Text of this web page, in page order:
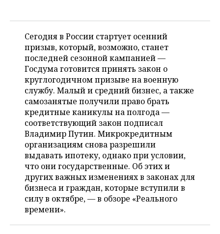
ОТКРЫТАЯ ЛЕКЦИЯ
БАСКЕТБОЛ
ВОЛЕЙБОЛ
КИБЕРСПОРТ
ФИГУРНОЕ КАТАНИЕ
ВОДНЫЕ ВИДЫ СПОРТА
ХОККЕЙ С МЯЧОМ
ИНФРАСТРУКТУРА
ИСТОРИЯ
КУЛЬТУРА
МЕДИЦИНА
ОБРАЗОВАНИЕ
ПРОИСШЕСТВИЯ
СПРАВОЧНИК
СПИСОК ПЕРСОН
СПИСОК КОМПАНИЙ
ПОЛНАЯ ВЕРСИЯ
Сегодня в России стартует осенний
призыв, который, возможно, станет
последней сезонной кампанией —
Госдума готовится принять закон о
круглогодичном призыве на военную
службу. Малый и средний бизнес, а также
самозанятые получили право брать
кредитные каникулы на полгода —
соответствующий закон подписал
Владимир Путин. Микрокредитным
организациям снова разрешили
выдавать ипотеку, однако при условии,
что они государственные. Об этих и
других важных изменениях в законах для
бизнеса и граждан, которые вступили в
силу в октябре, — в обзоре «Реального
времени».